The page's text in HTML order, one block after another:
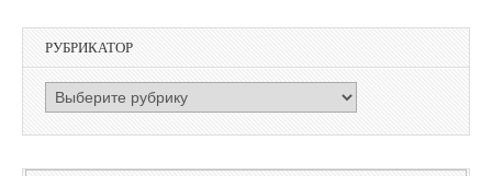
РУБРИКАТОР
РУБРИКАТОР